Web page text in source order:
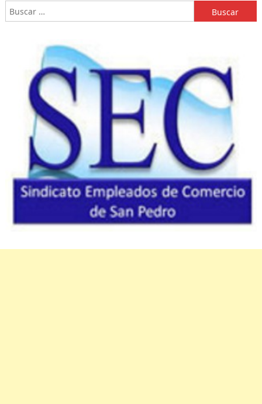
Buscar: